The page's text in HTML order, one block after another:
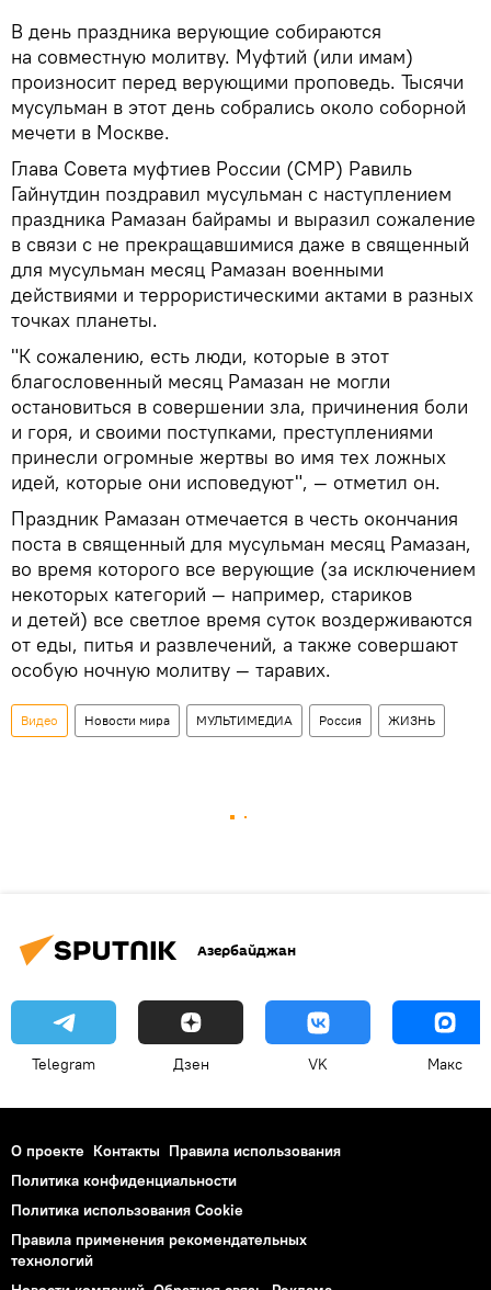
В день праздника верующие собираются
на совместную молитву. Муфтий (или имам)
произносит перед верующими проповедь. Тысячи
мусульман в этот день собрались около соборной
мечети в Москве.
Глава Совета муфтиев России (СМР) Равиль
Гайнутдин поздравил мусульман с наступлением
праздника Рамазан байрамы и выразил сожаление
в связи с не прекращавшимися даже в священный
для мусульман месяц Рамазан военными
действиями и террористическими актами в разных
точках планеты.
"К сожалению, есть люди, которые в этот
благословенный месяц Рамазан не могли
остановиться в совершении зла, причинения боли
и горя, и своими поступками, преступлениями
принесли огромные жертвы во имя тех ложных
идей, которые они исповедуют", — отметил он.
Праздник Рамазан отмечается в честь окончания
поста в священный для мусульман месяц Рамазан,
во время которого все верующие (за исключением
некоторых категорий — например, стариков
и детей) все светлое время суток воздерживаются
от еды, питья и развлечений, а также совершают
особую ночную молитву — таравих.
Видео Новости мира МУЛЬТИМЕДИА Россия ЖИЗНЬ
Азербайджан
Telegram Дзен VK Макс
О проекте Контакты Правила использования
Политика конфиденциальности
Политика использования Cookie
Правила применения рекомендательных
технологий